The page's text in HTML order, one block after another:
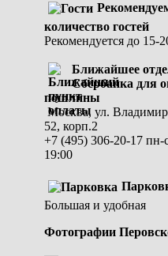
количество гостей
Рекомендуется до 15-
Ближайшее
Сбербанка для
пошлины
Москва, ул.
52, корп.2
+7 (495) 306-20-17 пн-
19:00
Большая и удобная
Фотографии